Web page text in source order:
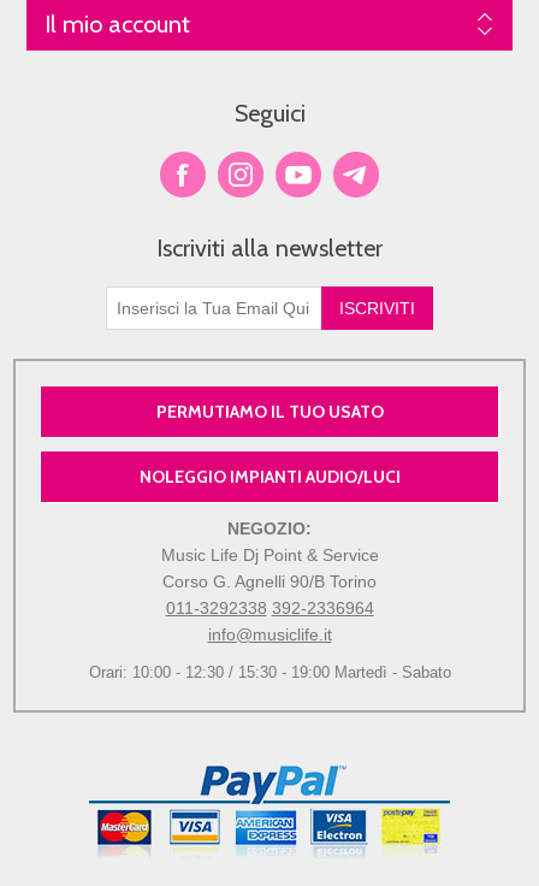
Il mio account
Seguici
Iscriviti alla newsletter
PERMUTIAMO IL TUO USATO
NOLEGGIO IMPIANTI AUDIO/LUCI
NEGOZIO:
Music Life Dj Point & Service
Corso G. Agnelli 90/B Torino
011-3292338 392-2336964
info@musiclife.it
Orari: 10:00 - 12:30 / 15:30 - 19:00 Martedì - Sabato